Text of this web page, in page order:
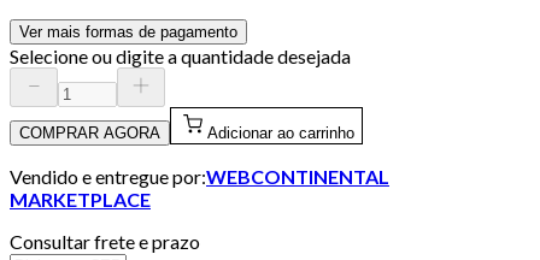
Ver mais formas de pagamento
Selecione ou digite a quantidade desejada
COMPRAR AGORA Adicionar ao carrinho
Vendido e entregue por:WEBCONTINENTAL
MARKETPLACE
Consultar frete e prazo